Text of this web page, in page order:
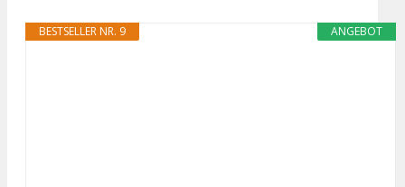
ANGEBOT
BESTSELLER NR. 9